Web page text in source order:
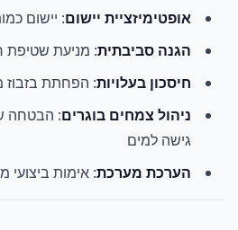
אופטימיזציית יישום: יישום
הגנה סביבתית: מניעת שטיפת
חיסכון בעלויות: הפחתת בזבוז
ניהול צמחים בוגרים: הבטחה
גישה למים
הערכת מערכת: אימות